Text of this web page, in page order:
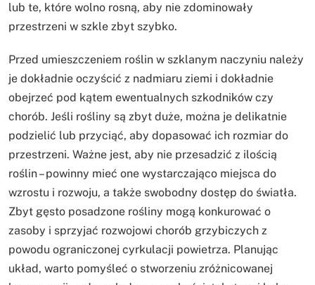
lub te, które wolno rosną, aby nie zdominowały
przestrzeni w szkle zbyt szybko.
Przed umieszczeniem roślin w szklanym naczyniu należy
je dokładnie oczyścić z nadmiaru ziemi i dokładnie
obejrzeć pod kątem ewentualnych szkodników czy
chorób. Jeśli rośliny są zbyt duże, można je delikatnie
podzielić lub przyciąć, aby dopasować ich rozmiar do
przestrzeni. Ważne jest, aby nie przesadzić z ilością
roślin – powinny mieć one wystarczająco miejsca do
wzrostu i rozwoju, a także swobodny dostęp do światła.
Zbyt gęsto posadzone rośliny mogą konkurować o
zasoby i sprzyjać rozwojowi chorób grzybiczych z
powodu ograniczonej cyrkulacji powietrza. Planując
układ, warto pomyśleć o stworzeniu zróżnicowanej